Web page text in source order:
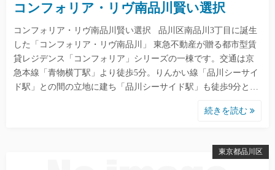
コンフォリア・リヴ南品川賢い選択
コンフォリア・リヴ南品川賢い選択 品川区南品川3丁目に誕生
した「コンフォリア・リヴ南品川」 東急不動産が贈る都市型賃
貸レジデンス「コンフォリア」シリーズの一棟です。交通は京
急本線「青物横丁駅」より徒歩5分。りんかい線「品川シーサイ
ド駅」との間の立地に建ち「品川シーサイド駅」も徒歩9分と…
続きを読む
東京都品川区